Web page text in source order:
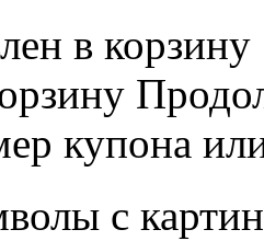
в корзину
купона
с